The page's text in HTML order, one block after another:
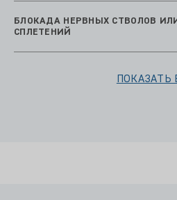
БЛОКАДА НЕРВНЫХ СТВОЛОВ ИЛИ
СПЛЕТЕНИЙ
ПОКАЗАТЬ